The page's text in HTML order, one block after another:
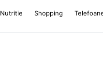
Nutritie Shopping